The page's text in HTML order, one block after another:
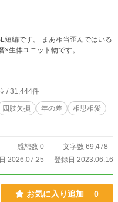
短編です。 まあ相当歪んではいる
×生体ユニット物です。
/ 31,444件
四肢欠損 年の差
相思相愛
感想数 0
文字数 69,478
2026.07.25
登録日 2023.06.16
お気に入り追加 0